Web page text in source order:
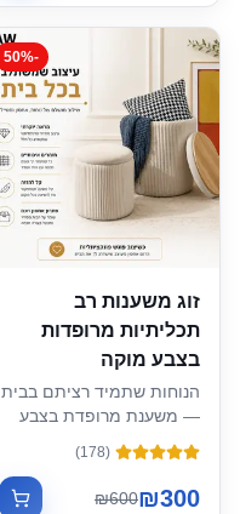
-
50%
זוג משענות רב
תכליתיות מרופדות
בצבע מוקה
הנוחות שתמיד רציתם בבית
— משענת מרופדת בצבע
מוקה
(
178
)
₪300
₪600